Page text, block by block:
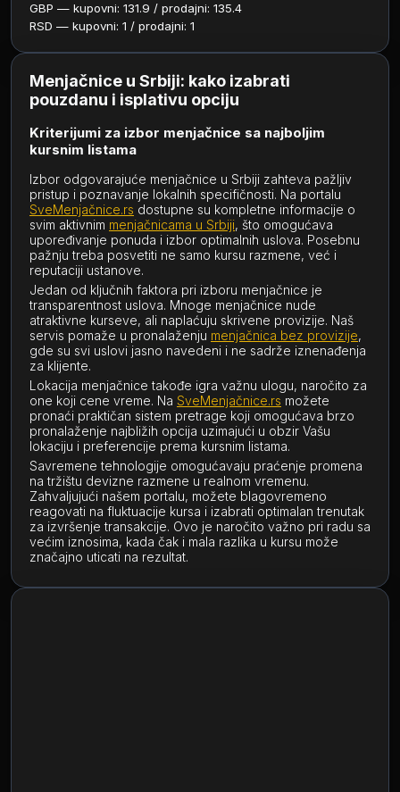
GBP — kupovni: 131.9 / prodajni: 135.4
RSD — kupovni: 1 / prodajni: 1
Menjačnice u Srbiji: kako izabrati
pouzdanu i isplativu opciju
Kriterijumi za izbor menjačnice sa najboljim
kursnim listama
Izbor odgovarajuće menjačnice u Srbiji zahteva pažljiv
pristup i poznavanje lokalnih specifičnosti. Na portalu
SveMenjačnice.rs dostupne su kompletne informacije o
svim aktivnim menjačnicama u Srbiji, što omogućava
upoređivanje ponuda i izbor optimalnih uslova. Posebnu
pažnju treba posvetiti ne samo kursu razmene, već i
reputaciji ustanove.
Jedan od ključnih faktora pri izboru menjačnice je
transparentnost uslova. Mnoge menjačnice nude
atraktivne kurseve, ali naplaćuju skrivene provizije. Naš
servis pomaže u pronalaženju menjačnica bez provizije,
gde su svi uslovi jasno navedeni i ne sadrže iznenađenja
za klijente.
Lokacija menjačnice takođe igra važnu ulogu, naročito za
one koji cene vreme. Na SveMenjačnice.rs možete
pronaći praktičan sistem pretrage koji omogućava brzo
pronalaženje najbližih opcija uzimajući u obzir Vašu
lokaciju i preferencije prema kursnim listama.
Savremene tehnologije omogućavaju praćenje promena
na tržištu devizne razmene u realnom vremenu.
Zahvaljujući našem portalu, možete blagovremeno
reagovati na fluktuacije kursa i izabrati optimalan trenutak
za izvršenje transakcije. Ovo je naročito važno pri radu sa
većim iznosima, kada čak i mala razlika u kursu može
značajno uticati na rezultat.